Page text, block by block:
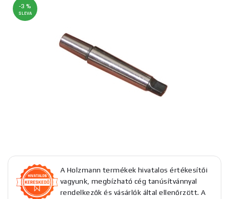
-3 %
SLEVA
A Holzmann termékek hivatalos értékesítői
vagyunk, megbízható cég tanúsítvánnyal
rendelkezők és vásárlók által ellenőrzött. A